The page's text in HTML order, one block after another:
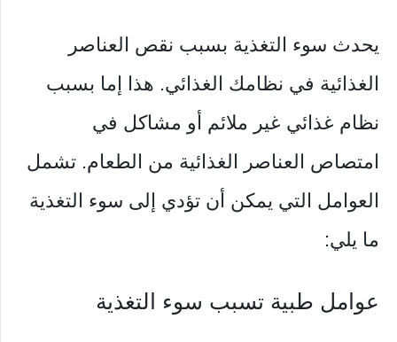
يحدث سوء التغذية بسبب نقص العناصر
الغذائية في نظامك الغذائي. هذا إما بسبب
نظام غذائي غير ملائم أو مشاكل في
امتصاص العناصر الغذائية من الطعام. تشمل
العوامل التي يمكن أن تؤدي إلى سوء التغذية
ما يلي:
عوامل طبية تسبب سوء التغذية